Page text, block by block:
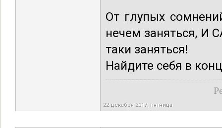
От глупых
нечем заняться, И
таки заняться!
Найдите себя в
22 декабря 2017, пятница